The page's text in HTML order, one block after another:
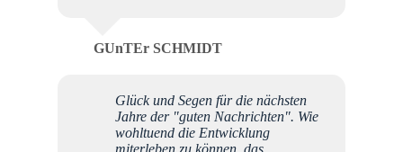
GUnTEr SCHMIDT
Glück und Segen für die nächsten
Jahre der "guten Nachrichten". Wie
wohltuend die Entwicklung
miterleben zu können, das